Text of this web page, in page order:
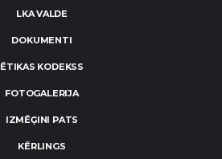
LKA VALDE
DOKUMENTI
ĒTIKAS KODEKSS
FOTOGALERIJA
IZMĒĢINI PATS
KĒRLINGS